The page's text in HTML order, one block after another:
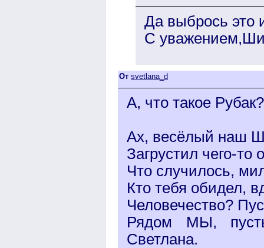
Да выбрось это
С
От svetlana_d
А, что такое Рубак?
Ах, весёлый наш
Загрустил чего-то
Что случилось,
Кто тебя обидел,
Человечество?
Рядом МЫ,
Светлана.